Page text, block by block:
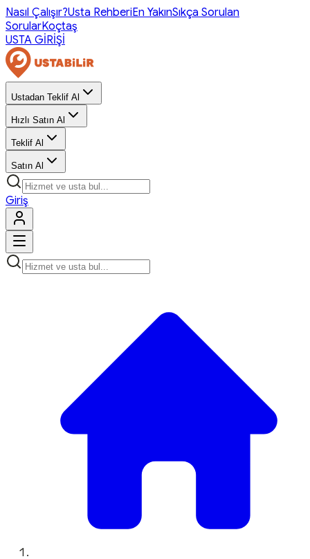
Nasıl Çalışır?Usta RehberiEn YakınSıkça Sorulan
SorularKoçtaş
USTA GİRİŞİ
Ustadan Teklif Al
Hızlı Satın Al
Teklif Al
Satın Al
Giriş